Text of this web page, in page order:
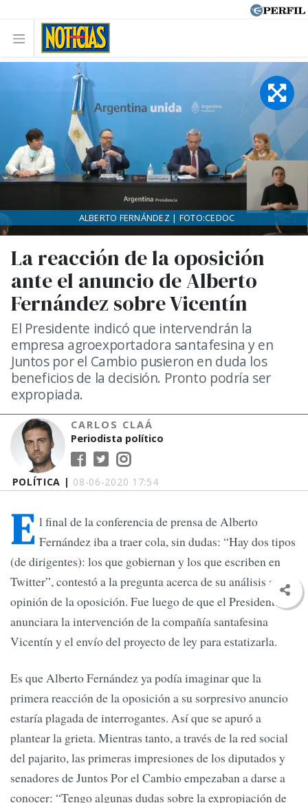
POLÍTICA | 08-06-2020 17:54
La reacción de la oposición
ante el anuncio de Alberto
Fernández sobre Vicentín
El Presidente indicó que intervendrán la
empresa agroexportadora santafesina y en
Juntos por el Cambio pusieron en duda los
beneficios de la decisión. Pronto podría ser
expropiada.
CARLOS CLAÁ
Periodista político
ALBERTO FERNÁNDEZ | FOTO:CEDOC
E l final de la conferencia de prensa de Alberto
Fernández iba a traer cola, sin dudas: “Hay dos tipos
(de dirigentes): los que gobiernan y los que escriben en
Twitter”, contestó a la pregunta acerca de su análisis a la
opinión de la oposición. Fue luego de que el Presidente
anunciara la intervención de la compañía santafesina
Vicentín y el envío del proyecto de ley para estatizarla.
Es que Alberto Fernández ya podía imaginar que la
primera reacción de la oposición a su sorpresivo anuncio
estaría plagada de interrogantes. Así que se apuró a
plantear la grieta. Mientras tanto, a través de la red social
del pajarito, las primeras impresiones de los diputados y
senadores de Juntos Por el Cambio empezaban a darse a
conocer: “Tengo algunas dudas sobre la expropiación de